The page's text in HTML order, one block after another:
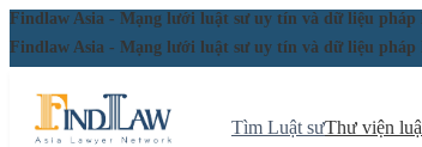
Findlaw Asia - Mạng lưới luật sư uy tín và dữ liệu
Findlaw Asia - Mạng lưới luật sư uy tín và dữ liệu
Tìm Luật sưThư viện